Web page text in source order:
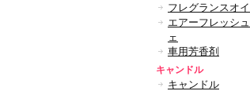
フレグランスオ
エアーフレッシ
ェ
車用芳香剤
キャンドル
キャンドル